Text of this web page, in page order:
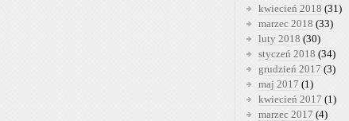
kwiecień 2018 (31)
marzec 2018 (33)
luty 2018 (30)
styczeń 2018 (34)
grudzień 2017 (3)
maj 2017 (1)
kwiecień 2017 (1)
marzec 2017 (4)